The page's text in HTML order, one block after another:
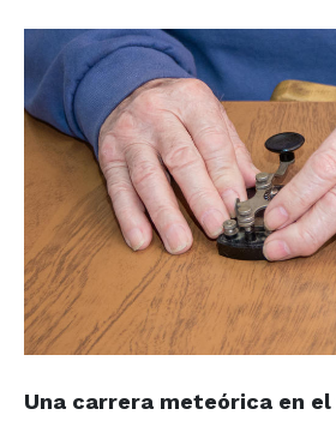
Una carrera meteórica en